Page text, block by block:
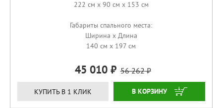
222 см x 90 см x 153 см
Габариты спального места:
Ширина x Длина
140 см x 197 см
45 010 56 262
КУПИТЬ В 1 КЛИК ЗАКАЗАТЬ